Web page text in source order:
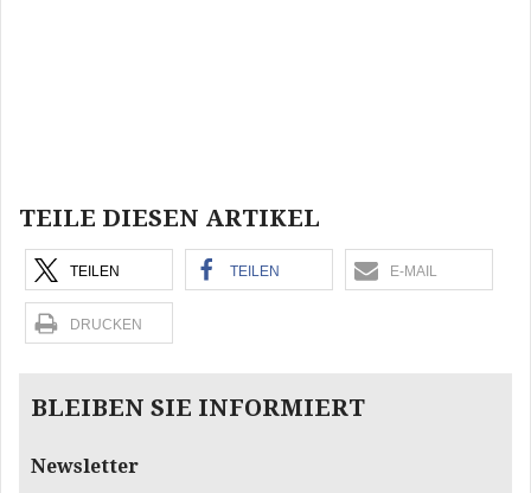
TEILE DIESEN ARTIKEL
TEILEN TEILEN E-MAIL
DRUCKEN
BLEIBEN SIE INFORMIERT
Newsletter